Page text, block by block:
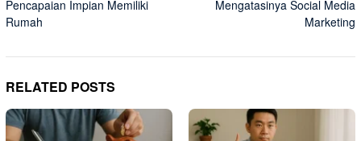
Pencapaian Impian Memiliki
Rumah
Mengatasinya Social Media
Marketing
RELATED POSTS